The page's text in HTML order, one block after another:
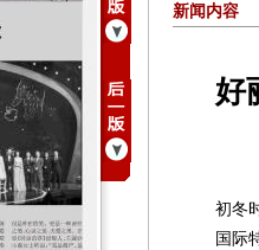
新闻内容
好
初冬时
国际